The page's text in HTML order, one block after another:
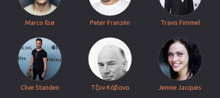
Marco Ilsø Peter Franzén Travis Fimmel
Clive Standen Τζον Κάβανα Jennie Jacques